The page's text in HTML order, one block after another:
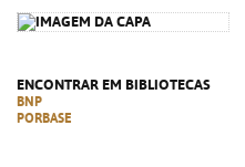
ENCONTRAR EM BIBLIOTECAS
BNP
PORBASE